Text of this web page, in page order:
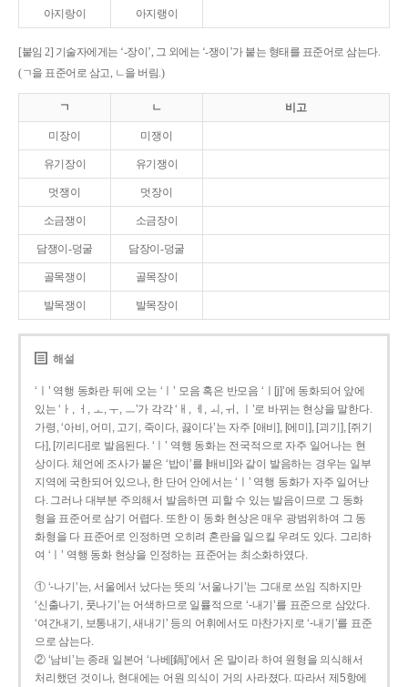
아지랑이 아지랭이
[붙임 2] 기술자에게는 ‘-장이’, 그 외에는 ‘-쟁이’가 붙는 형태를 표준어로 삼는다.
(ㄱ을 표준어로 삼고, ㄴ을 버림.)
ㄱ ㄴ 비고
미장이 미쟁이
유기장이 유기쟁이
멋쟁이 멋장이
소금쟁이 소금장이
담쟁이-덩굴 담장이-덩굴
골목쟁이 골목장이
발목쟁이 발목장이
해설
‘ㅣ’ 역행 동화란 뒤에 오는 ‘ㅣ’ 모음 혹은 반모음 ‘ㅣ[j]’에 동화되어 앞에
있는 ‘ㅏ, ㅓ, ㅗ, ㅜ, ㅡ’가 각각 ‘ㅐ, ㅔ, ㅚ, ㅟ, ㅣ’로 바뀌는 현상을 말한다.
가령, ‘아비, 어미, 고기, 죽이다, 끓이다’는 자주 [애비], [에미], [괴기], [쥐기
다], [끼리다]로 발음된다. ‘ㅣ’ 역행 동화는 전국적으로 자주 일어나는 현
상이다. 체언에 조사가 붙은 ‘밥이’를 [배비]와 같이 발음하는 경우는 일부
지역에 국한되어 있으나, 한 단어 안에서는 ‘ㅣ’ 역행 동화가 자주 일어난
다. 그러나 대부분 주의해서 발음하면 피할 수 있는 발음이므로 그 동화
형을 표준어로 삼기 어렵다. 또한 이 동화 현상은 매우 광범위하여 그 동
화형을 다 표준어로 인정하면 오히려 혼란을 일으킬 우려도 있다. 그리하
여 ‘ㅣ’ 역행 동화 현상을 인정하는 표준어는 최소화하였다.
① ‘-나기’는, 서울에서 났다는 뜻의 ‘서울나기’는 그대로 쓰임 직하지만
‘신출나기, 풋나기’는 어색하므로 일률적으로 ‘-내기’를 표준으로 삼았다.
‘여간내기, 보통내기, 새내기’ 등의 어휘에서도 마찬가지로 ‘-내기’를 표준
으로 삼는다.
② ‘남비’는 종래 일본어 ‘나베[鍋]’에서 온 말이라 하여 원형을 의식해서
처리했던 것이나, 현대에는 어원 의식이 거의 사라졌다. 따라서 제5항에